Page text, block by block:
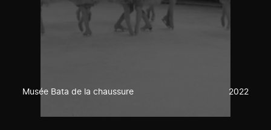
Musée Bata de la chaussure 2022